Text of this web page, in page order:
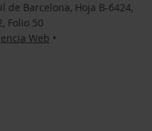
Barcelona, Hoja B-6424,
Folio 50
Web •